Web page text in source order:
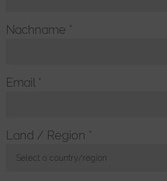
Nachname *
Email *
Land / Region *
Select a country/region